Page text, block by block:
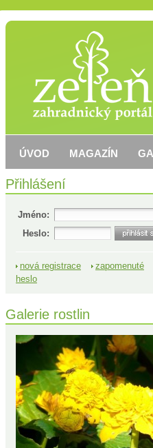
Přihlášení
Jméno:
Heslo:
nová registrace
zapomenuté
heslo
Galerie rostlin
ÚVOD MAGAZÍN